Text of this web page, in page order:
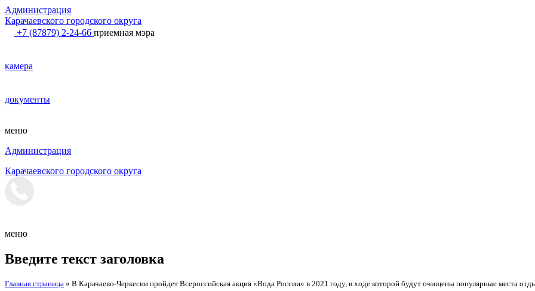
Администрация
Карачаевского городского округа
+7 (87879) 2-24-66 приемная мэра
камера
документы
меню
Администрация
Карачаевского городского округа
меню
Введите текст заголовка
Главная страница » В Карачаево-Черкесии пройдет Всероссийская акция «Вода России» в 2021 году, в ходе которой будут очищены популярные места